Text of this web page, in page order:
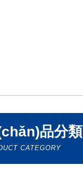
品分類
CATEGORY